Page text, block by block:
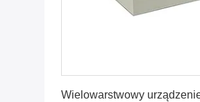
Wielowarstwowy